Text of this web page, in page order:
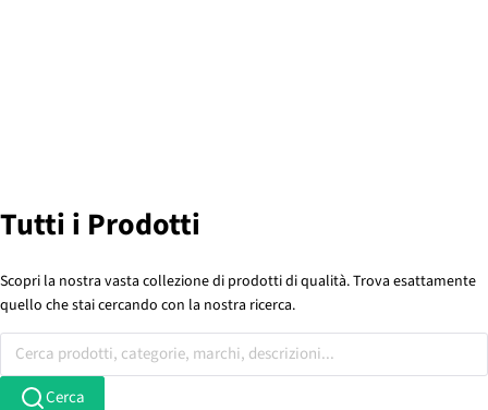
Tutti i Prodotti
Scopri la nostra vasta collezione di prodotti di qualità. Trova esattamente
quello che stai cercando con la nostra ricerca.
Cerca prodotti, categorie, marchi, descrizioni...
Cerca